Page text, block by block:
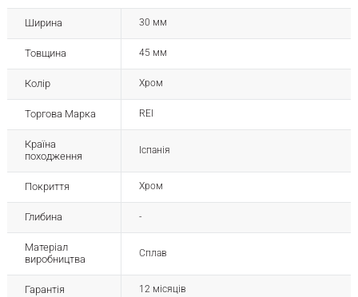
Ширина 30 мм
Товщина 45 мм
Колір Хром
Торгова Марка REI
Країна
походження
Іспанія
Покриття Хром
Глибина -
Матеріал
виробництва
Сплав
Гарантія 12 місяців